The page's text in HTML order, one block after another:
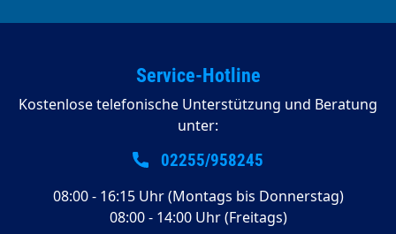
Service-Hotline
Kostenlose telefonische Unterstützung und Beratung
unter:
02255/958245
08:00 - 16:15 Uhr (Montags bis Donnerstag)
08:00 - 14:00 Uhr (Freitags)